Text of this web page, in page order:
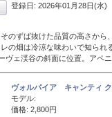
登録日: 2026年01月28日(水)
のずば抜けた品質の高さか
の畑は冷涼な味わいで知ら
ヴェ渓谷の斜面に位置。アペ
ヴォルパイア キャンティ
モデル:
価格: 2,800円